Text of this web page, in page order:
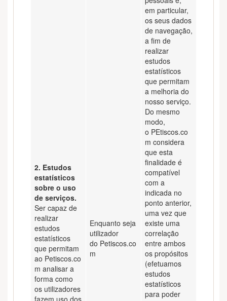
2. Estudos
estatísticos
sobre o uso
de serviços.
Ser capaz de
realizar
estudos
estatísticos
que permitam
ao Petiscos.co
m analisar a
forma como
os utilizadores
Enquanto seja
utilizador
do Petiscos.co
m
em particular,
os seus dados
de navegação,
a fim de
realizar
estudos
estatísticos
que permitam
a melhoria do
nosso serviço.
Do mesmo
modo,
o PEtiscos.co
m considera
que esta
finalidade é
compatível
com a
indicada no
ponto anterior,
uma vez que
existe uma
correlação
entre ambos
os propósitos
(efetuamos
estudos
estatísticos
para poder